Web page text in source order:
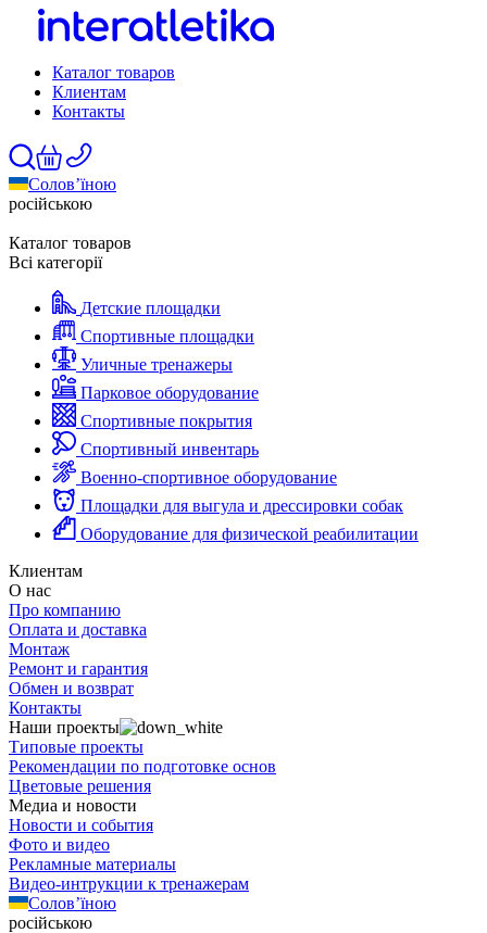
Каталог товаров
Клиентам
Контакты
Солов’їною
російською
Каталог товаров
Всі категорії
Детские площадки
Спортивные площадки
Уличные тренажеры
Парковое оборудование
Спортивные покрытия
Спортивный инвентарь
Военно-спортивное оборудование
Площадки для выгула и дрессировки собак
Оборудование для физической реабилитации
Клиентам
О нас
Про компанию
Оплата и доставка
Монтаж
Ремонт и гарантия
Обмен и возврат
Контакты
Наши проекты
Типовые проекты
Рекомендации по подготовке основ
Цветовые решения
Медиа и новости
Новости и события
Фото и видео
Рекламные материалы
Видео-интрукции к тренажерам
Солов’їною
російською